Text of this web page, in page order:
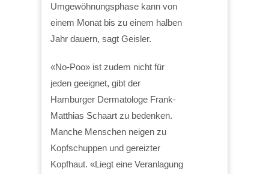
Umgewöhnungsphase kann von
einem Monat bis zu einem halben
Jahr dauern, sagt Geisler.
«No-Poo» ist zudem nicht für
jeden geeignet, gibt der
Hamburger Dermatologe Frank-
Matthias Schaart zu bedenken.
Manche Menschen neigen zu
Kopfschuppen und gereizter
Kopfhaut. «Liegt eine Veranlagung